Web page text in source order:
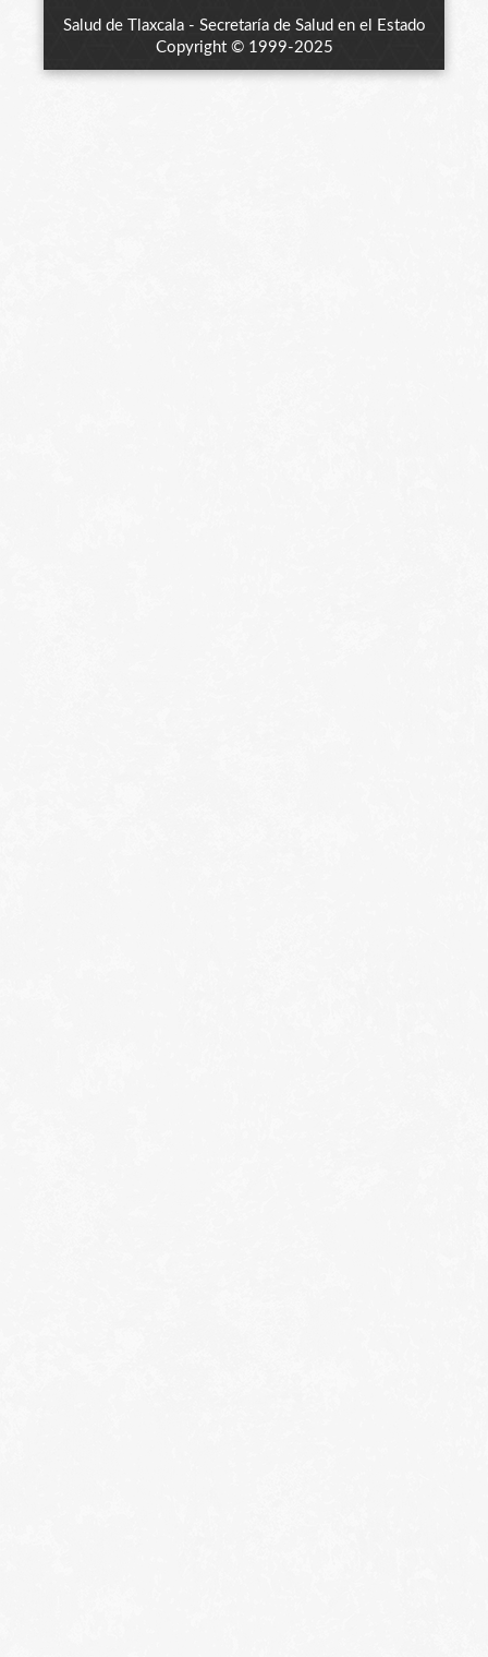
Salud de Tlaxcala - Secretaría de Salud en el Estado
Copyright © 1999-2025